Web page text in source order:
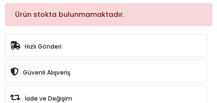
Ürün stokta bulunmamaktadır.
Hızlı Gönderi
Güvenli Alışveriş
İade ve Değişim